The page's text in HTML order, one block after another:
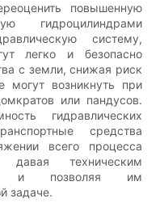
повышенную
гидроцилиндрами
систему,
легко и безопасно
с земли, снижая риск
могут возникнуть при
или пандусов.
гидравлических
средства
всего процесса
давая техническим
и позволяя им
задаче.